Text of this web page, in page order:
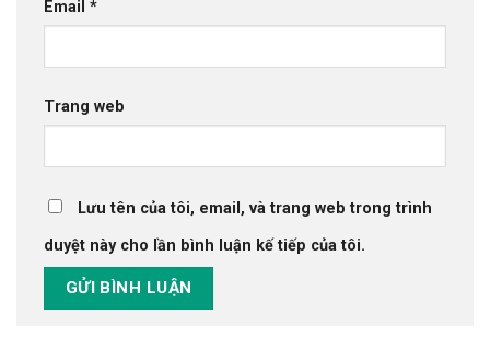
Email *
Trang web
Lưu tên của tôi, email, và trang web trong trình
duyệt này cho lần bình luận kế tiếp của tôi.